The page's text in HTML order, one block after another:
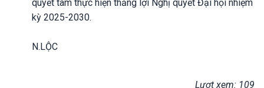
quyết tâm thực hiện thắng lợi Nghị quyết Đại hội nhiệm
kỳ 2025-2030.
N.LỘC
Lượt xem: 109